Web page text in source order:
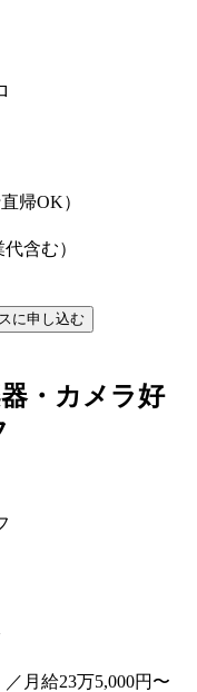
帰OK）
含む）
に申し込む
・カメラ好
月給23万5,000円〜